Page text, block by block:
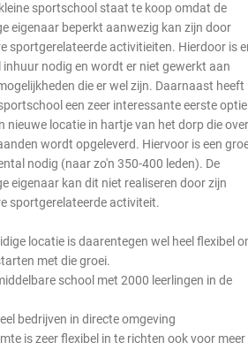
sportschool staat te koop omdat de
eigenaar beperkt aanwezig kan zijn door
sportgerelateerde activitieiten. Hierdoor is
inhuur nodig en wordt er niet gewerkt aan
die er wel zijn. Daarnaast heeft
een zeer interessante eerste optie
nieuwe locatie in hartje van het dorp die over
wordt opgeleverd. Hiervoor is een
nodig (naar zo'n 350-400 leden). De
eigenaar kan dit niet realiseren door zijn
sportgerelateerde activiteit.
locatie is daarentegen wel heel flexibel
met die groei.
school met 2000 leerlingen in de
bedrijven in directe omgeving
is zeer flexibel in te richten ook voor meer